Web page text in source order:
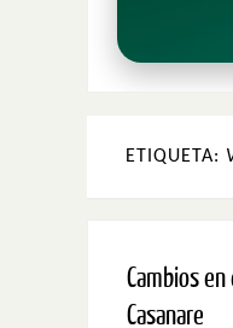
ETIQUETA:
Cambios
Casanare